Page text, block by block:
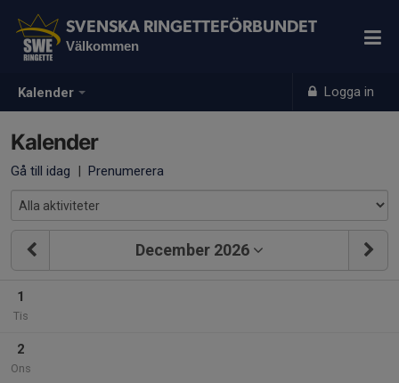
Kalender Logga in
SVENSKA RINGETTEFÖRBUNDET
Välkommen
Kalender
Gå till idag | Prenumerera
December 2026
1
Tis
2
Ons